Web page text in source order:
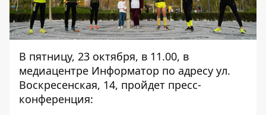
В пятницу, 23 октября, в 11.00, в
медиацентре Информатор по адресу ул.
Воскресенская, 14, пройдет пресс-
конференция: